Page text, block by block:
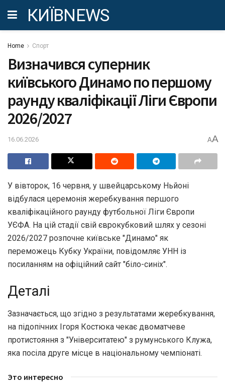
КИЇВNEWS
Home Спорт
Визначився суперник
київського Динамо по першому
раунду кваліфікації Ліги Європи
2026/2027
16.06.2026 AA
У вівторок, 16 червня, у швейцарському Ньйоні
відбулася церемонія жеребкування першого
кваліфікаційного раунду футбольної Ліги Європи
УЄФА. На цій стадії свій єврокубковий шлях у сезоні
2026/2027 розпочне київське "Динамо" як
переможець Кубку України, повідомляє УНН із
посиланням на офіційний сайт "біло-синіх".
Деталі
Зазначається, що згідно з результатами жеребкування,
на підопічних Ігоря Костюка чекає двоматчеве
протистояння з "Університатею" з румунського Клужа,
яка посіла друге місце в національному чемпіонаті.
Это интересно